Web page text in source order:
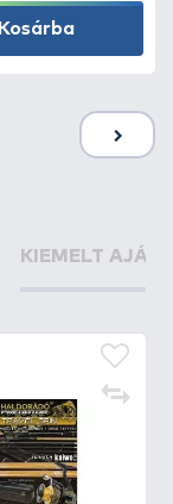
Kosárba
KIEMELT